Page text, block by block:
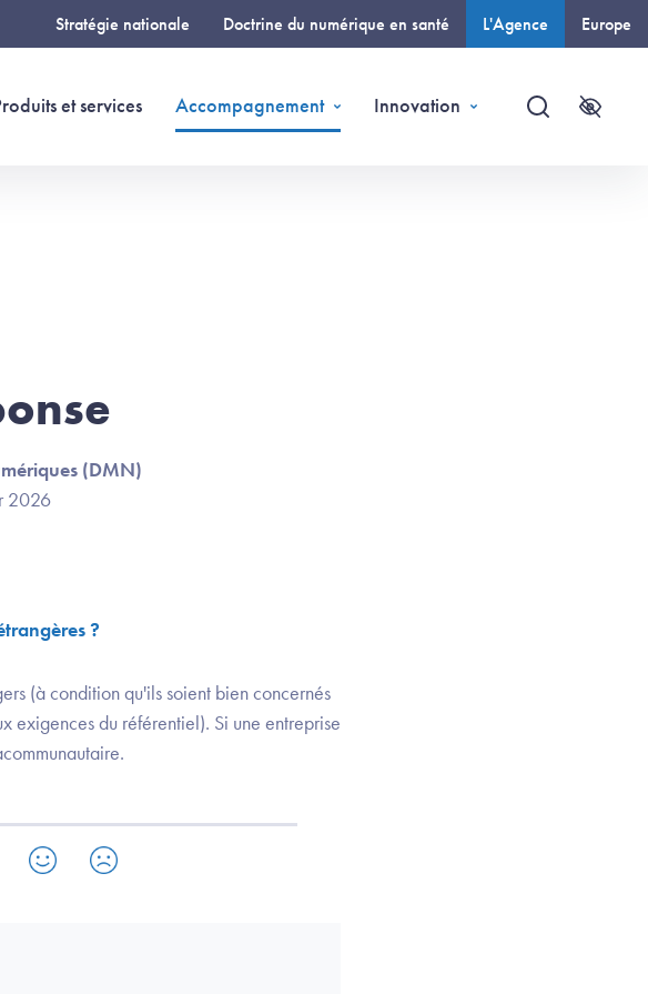
Stratégie nationale Doctrine du numérique en santé L'Agence Europe
et services Accompagnement Innovation
Recherche
(DMN)
2026
?
(à condition qu'ils soient bien concernés
exigences du référentiel). Si une entreprise